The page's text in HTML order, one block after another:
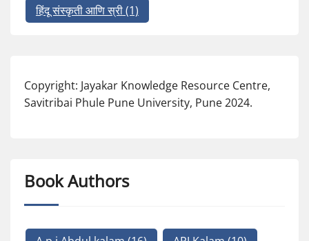
हिंदू संस्कृती आणि स्री(1)
Copyright: Jayakar Knowledge Resource Centre,
Savitribai Phule Pune University, Pune 2024.
Book Authors